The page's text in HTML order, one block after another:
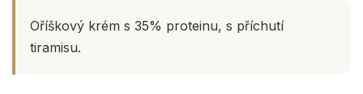
Oříškový krém s 35% proteinu, s příchutí
tiramisu.